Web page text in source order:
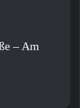
– Am